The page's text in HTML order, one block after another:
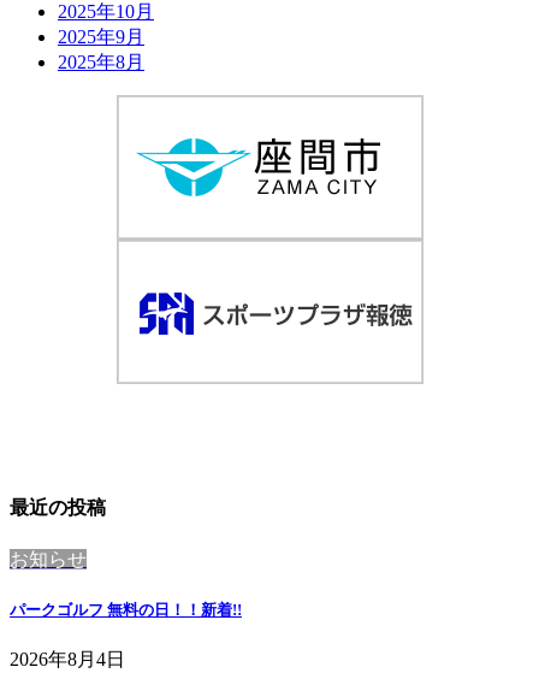
2025年10月
2025年9月
2025年8月
最近の投稿
お知らせ
パークゴルフ 無料の日！！ 新着!!
2026年8月4日